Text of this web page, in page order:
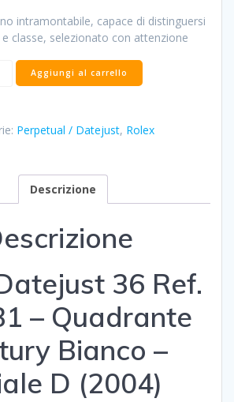
intramontabile, capace di distinguersi
classe, selezionato con attenzione
Datejust
Aggiungi al carrello
Perpetual / Datejust, Rolex
Descrizione
36 Ref.
– Quadrante
Bianco –
D (2004)